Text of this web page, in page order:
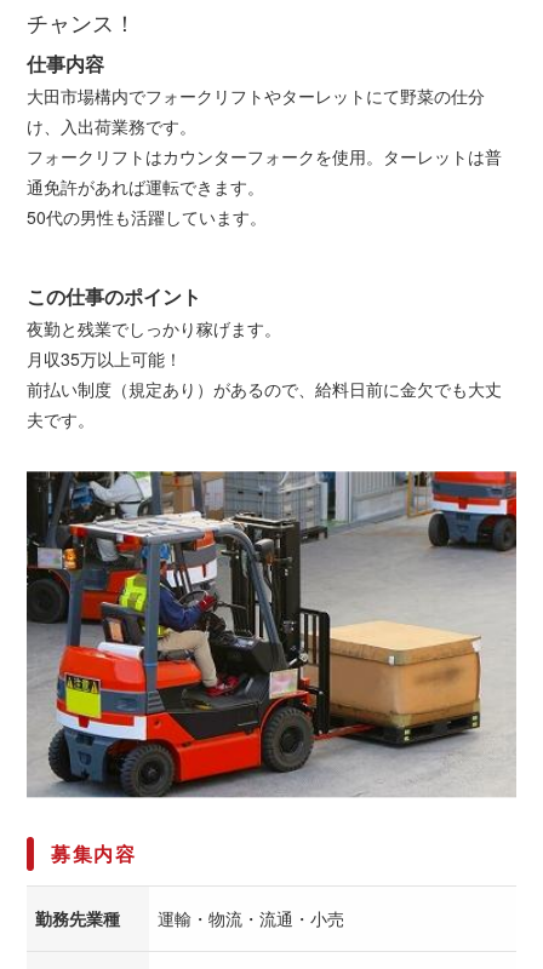
チャンス！
仕事内容
大田市場構内でフォークリフトやターレットにて野菜の仕分
け、入出荷業務です。
フォークリフトはカウンターフォークを使用。ターレットは普
通免許があれば運転できます。
50代の男性も活躍しています。
この仕事のポイント
夜勤と残業でしっかり稼げます。
月収35万以上可能！
前払い制度（規定あり）があるので、給料日前に金欠でも大丈
夫です。
募集内容
勤務先業種 運輸・物流・流通・小売